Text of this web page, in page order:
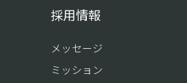
採用情報
メッセージ
ミッション